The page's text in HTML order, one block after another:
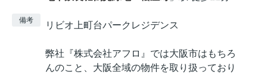
備考 リビオ上町台パークレジデンス
弊社『株式会社アフロ』では大阪市はもちろ
んのこと、大阪全域の物件を取り扱っており